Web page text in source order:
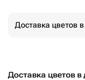
Доставка цветов
Доставка цветов в